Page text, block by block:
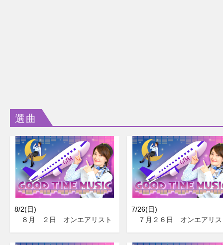
選曲
8/2(日)
８月 ２日 オンエアリスト
7/26(日)
７月２６日 オンエアリス